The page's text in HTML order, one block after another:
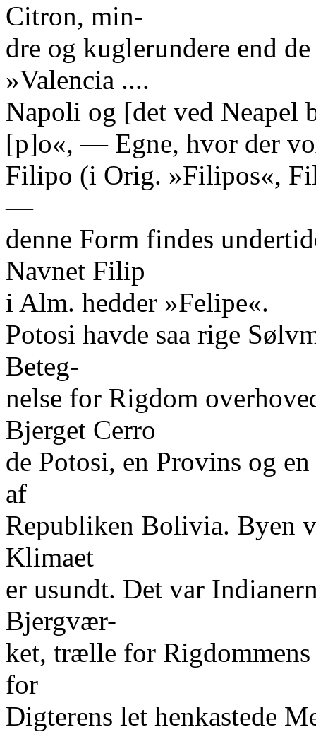
Citron, min-
dre og kuglerundere end
»Valencia ....
Napoli og [det ved Neapel
[p]o«, — Egne, hvor der
Filipo (i Orig. »Filipos«,
—
denne Form findes
Navnet Filip
i Alm. hedder »Felipe«.
Potosi havde saa rige
Beteg-
nelse for Rigdom
Bjerget Cerro
de Potosi, en Provins og
af
Republiken Bolivia. Byen
Klimaet
er usundt. Det var
Bjergvær-
ket, trælle for Rigdommens
for
Digterens let henkastede